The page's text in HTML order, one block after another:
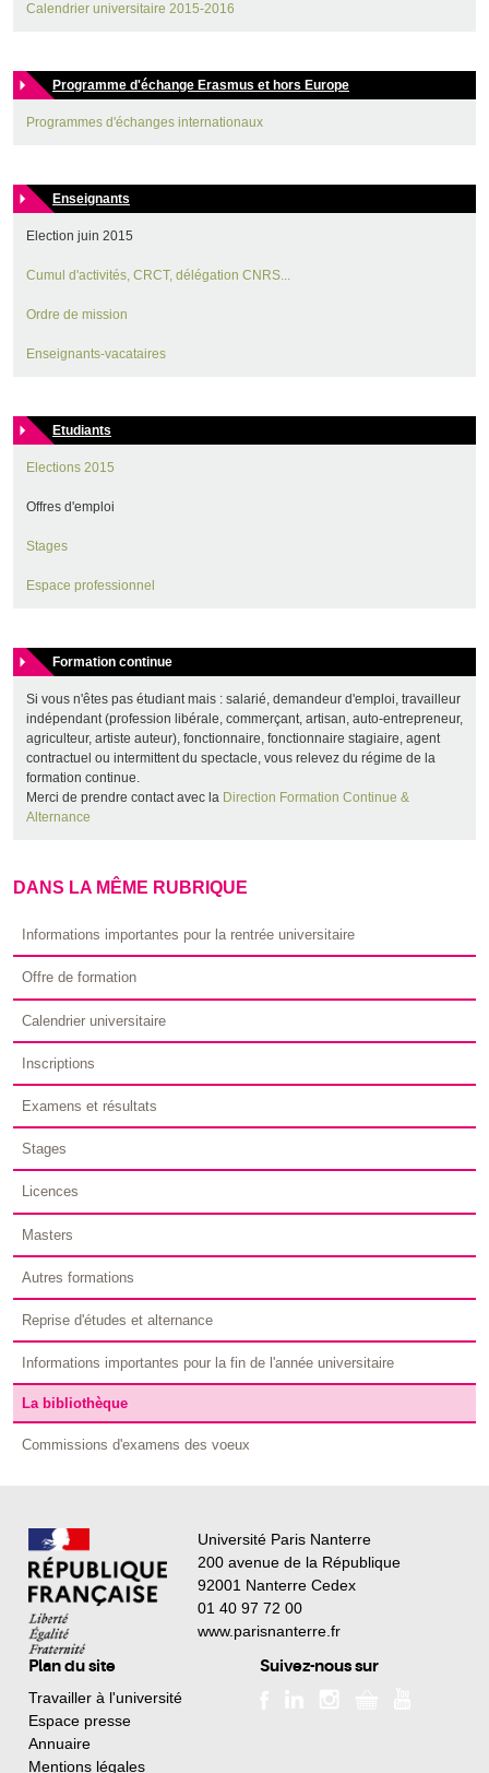
Calendrier universitaire 2015-2016
Programme d'échange Erasmus et hors Europe
Programmes d'échanges internationaux
Enseignants
Election juin 2015
Cumul d'activités, CRCT, délégation CNRS...
Ordre de mission
Enseignants-vacataires
Etudiants
Elections 2015
Offres d'emploi
Stages
Espace professionnel
Formation continue
Si vous n'êtes pas étudiant mais : salarié, demandeur d'emploi, travailleur
indépendant (profession libérale, commerçant, artisan, auto-entrepreneur,
agriculteur, artiste auteur), fonctionnaire, fonctionnaire stagiaire, agent
contractuel ou intermittent du spectacle, vous relevez du régime de la
formation continue.
Merci de prendre contact avec la Direction Formation Continue &
Alternance
DANS LA MÊME RUBRIQUE
Informations importantes pour la rentrée universitaire
Offre de formation
Calendrier universitaire
Inscriptions
Examens et résultats
Stages
Licences
Masters
Autres formations
Reprise d'études et alternance
Informations importantes pour la fin de l'année universitaire
La bibliothèque
Commissions d'examens des voeux
Université Paris Nanterre
200 avenue de la République
92001 Nanterre Cedex
01 40 97 72 00
www.parisnanterre.fr
Plan du site
Travailler à l'université
Espace presse
Annuaire
Mentions légales
Suivez-nous sur